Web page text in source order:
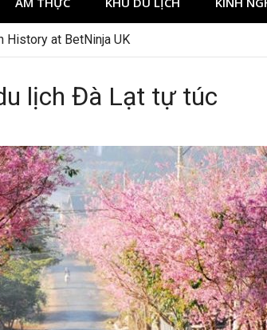
lịch Đà Lạt tự túc